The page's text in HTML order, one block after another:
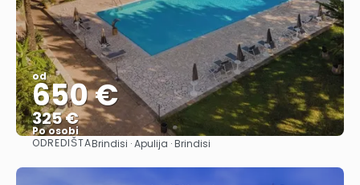
od
650 €
325 €
Po osobi
Vidjeti
ODREDIŠTABrindisi · Apulija · Brindisi